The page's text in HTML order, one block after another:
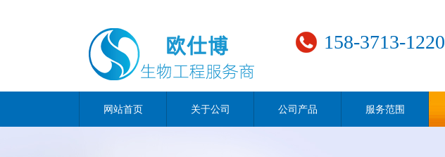
158-3713-1220
网站首页 关于公司 公司产品 服务范围